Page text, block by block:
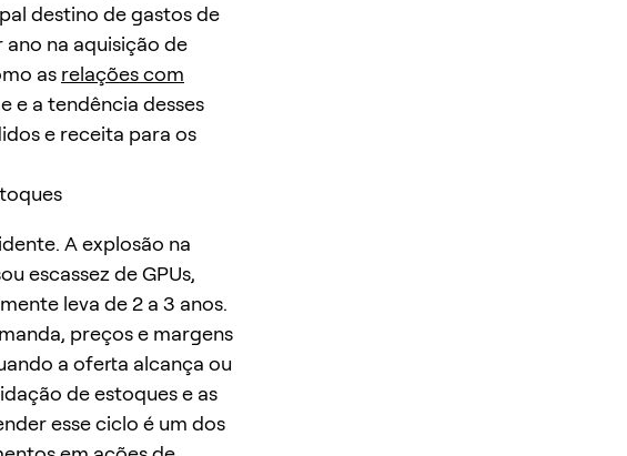
destino de gastos de
na aquisição de
as relações com
e a tendência desses
e receita para os
A explosão na
escassez de GPUs,
leva de 2 a 3 anos.
preços e margens
a oferta alcança ou
de estoques e as
esse ciclo é um dos